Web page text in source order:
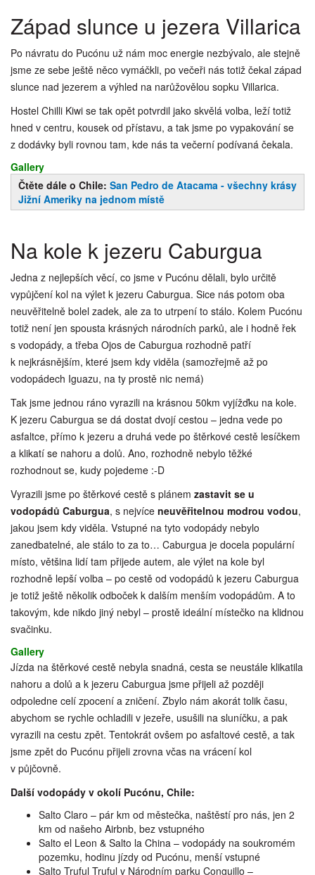
Západ slunce u jezera Villarica
Po návratu do Pucónu už nám moc energie nezbývalo, ale stejně
jsme ze sebe ještě něco vymáčkli, po večeři nás totiž čekal západ
slunce nad jezerem a výhled na narůžovělou sopku Villarica.
Hostel Chilli Kiwi se tak opět potvrdil jako skvělá volba, leží totiž
hned v centru, kousek od přístavu, a tak jsme po vypakování se
z dodávky byli rovnou tam, kde nás ta večerní podívaná čekala.
Gallery
Čtěte dále o Chile: San Pedro de Atacama - všechny krásy
Jižní Ameriky na jednom místě
Na kole k jezeru Caburgua
Jedna z nejlepších věcí, co jsme v Pucónu dělali, bylo určitě
vypůjčení kol na výlet k jezeru Caburgua. Sice nás potom oba
neuvěřitelně bolel zadek, ale za to utrpení to stálo. Kolem Pucónu
totiž není jen spousta krásných národních parků, ale i hodně řek
s vodopády, a třeba Ojos de Caburgua rozhodně patří
k nejkrásnějším, které jsem kdy viděla (samozřejmě až po
vodopádech Iguazu, na ty prostě nic nemá)
Tak jsme jednou ráno vyrazili na krásnou 50km vyjížďku na kole.
K jezeru Caburgua se dá dostat dvojí cestou – jedna vede po
asfaltce, přímo k jezeru a druhá vede po štěrkové cestě lesíčkem
a klikatí se nahoru a dolů. Ano, rozhodně nebylo těžké
rozhodnout se, kudy pojedeme :-D
Vyrazili jsme po štěrkové cestě s plánem zastavit se u
vodopádů Caburgua, s nejvíce neuvěřitelnou modrou vodou,
jakou jsem kdy viděla. Vstupné na tyto vodopády nebylo
zanedbatelné, ale stálo to za to… Caburgua je docela populární
místo, většina lidí tam přijede autem, ale výlet na kole byl
rozhodně lepší volba – po cestě od vodopádů k jezeru Caburgua
je totiž ještě několik odboček k dalším menším vodopádům. A to
takovým, kde nikdo jiný nebyl – prostě ideální místečko na klidnou
svačinku.
Gallery
Jízda na štěrkové cestě nebyla snadná, cesta se neustále klikatila
nahoru a dolů a k jezeru Caburgua jsme přijeli až později
odpoledne celí zpocení a zničení. Zbylo nám akorát tolik času,
abychom se rychle ochladili v jezeře, usušili na sluníčku, a pak
vyrazili na cestu zpět. Tentokrát ovšem po asfaltové cestě, a tak
jsme zpět do Pucónu přijeli zrovna včas na vrácení kol
v půjčovně.
Další vodopády v okolí Pucónu, Chile:
Salto Claro – pár km od městečka, naštěstí pro nás, jen 2
km od našeho Airbnb, bez vstupného
Salto el Leon & Salto la China – vodopády na soukromém
pozemku, hodinu jízdy od Pucónu, menší vstupné
Salto Truful Truful v Národním parku Conguillo –